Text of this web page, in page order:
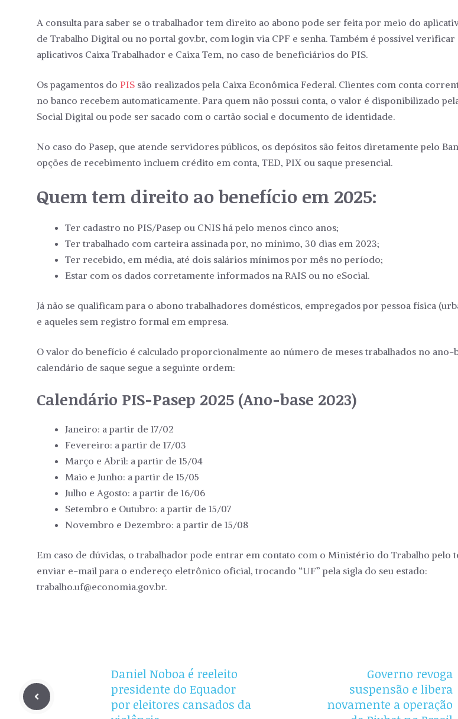
A consulta para saber se o trabalhador tem direito ao abono pode ser feita por meio do
de Trabalho Digital ou no portal gov.br, com login via CPF e senha. Também é possível verificar
aplicativos Caixa Trabalhador e Caixa Tem, no caso de beneficiários do PIS.
Os pagamentos do PIS são realizados pela Caixa Econômica Federal. Clientes com conta
no banco recebem automaticamente. Para quem não possui conta, o valor é disponibilizado
Social Digital ou pode ser sacado com o cartão social e documento de identidade.
No caso do Pasep, que atende servidores públicos, os depósitos são feitos diretamente pelo
opções de recebimento incluem crédito em conta, TED, PIX ou saque presencial.
Quem tem direito ao benefício em 2025:
Ter cadastro no PIS/Pasep ou CNIS há pelo menos cinco anos;
Ter trabalhado com carteira assinada por, no mínimo, 30 dias em 2023;
Ter recebido, em média, até dois salários mínimos por mês no período;
Estar com os dados corretamente informados na RAIS ou no eSocial.
Já não se qualificam para o abono trabalhadores domésticos, empregados por pessoa física
e aqueles sem registro formal em empresa.
O valor do benefício é calculado proporcionalmente ao número de meses trabalhados no ano-
calendário de saque segue a seguinte ordem:
Calendário PIS-Pasep 2025 (Ano-base 2023)
Janeiro: a partir de 17/02
Fevereiro: a partir de 17/03
Março e Abril: a partir de 15/04
Maio e Junho: a partir de 15/05
Julho e Agosto: a partir de 16/06
Setembro e Outubro: a partir de 15/07
Novembro e Dezembro: a partir de 15/08
Em caso de dúvidas, o trabalhador pode entrar em contato com o Ministério do Trabalho pelo
enviar e-mail para o endereço eletrônico oficial, trocando “UF” pela sigla do seu estado:
trabalho.uf@economia.gov.br.
Daniel Noboa é reeleito
presidente do Equador
por eleitores cansados da
Governo revoga
suspensão e libera
novamente a operação